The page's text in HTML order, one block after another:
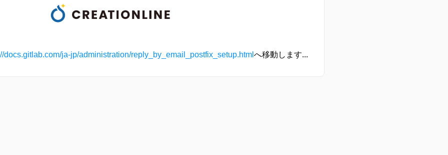
docs.gitlab.com/ja-jp/administration/reply_by_email_postfix_setup.html へ移動します...